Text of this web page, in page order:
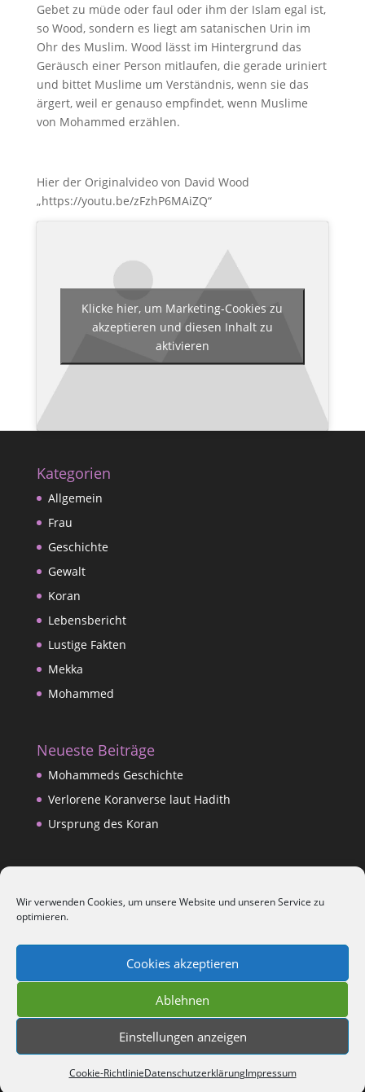
Wir verwenden Cookies, um unsere Website und unseren Service zu
optimieren.
Cookies akzeptieren
Ablehnen
Einstellungen anzeigen
Cookie-RichtlinieDatenschutzerklärungImpressum
Gebet zu müde oder faul oder ihm der Islam egal ist,
so Wood, sondern es liegt am satanischen Urin im
Ohr des Muslim. Wood lässt im Hintergrund das
Geräusch einer Person mitlaufen, die gerade uriniert
und bittet Muslime um Verständnis, wenn sie das
ärgert, weil er genauso empfindet, wenn Muslime
von Mohammed erzählen.
Hier der Originalvideo von David Wood
„https://youtu.be/zFzhP6MAiZQ“
Klicke hier, um Marketing-Cookies zu
akzeptieren und diesen Inhalt zu
aktivieren
Kategorien
Allgemein
Frau
Geschichte
Gewalt
Koran
Lebensbericht
Lustige Fakten
Mekka
Mohammed
Neueste Beiträge
Mohammeds Geschichte
Verlorene Koranverse laut Hadith
Ursprung des Koran
Impressum
Kontakt